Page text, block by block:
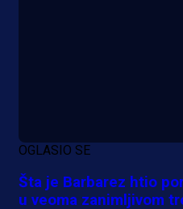
OGLASIO SE
Šta je Barbarez htio
u veoma zanimljivom